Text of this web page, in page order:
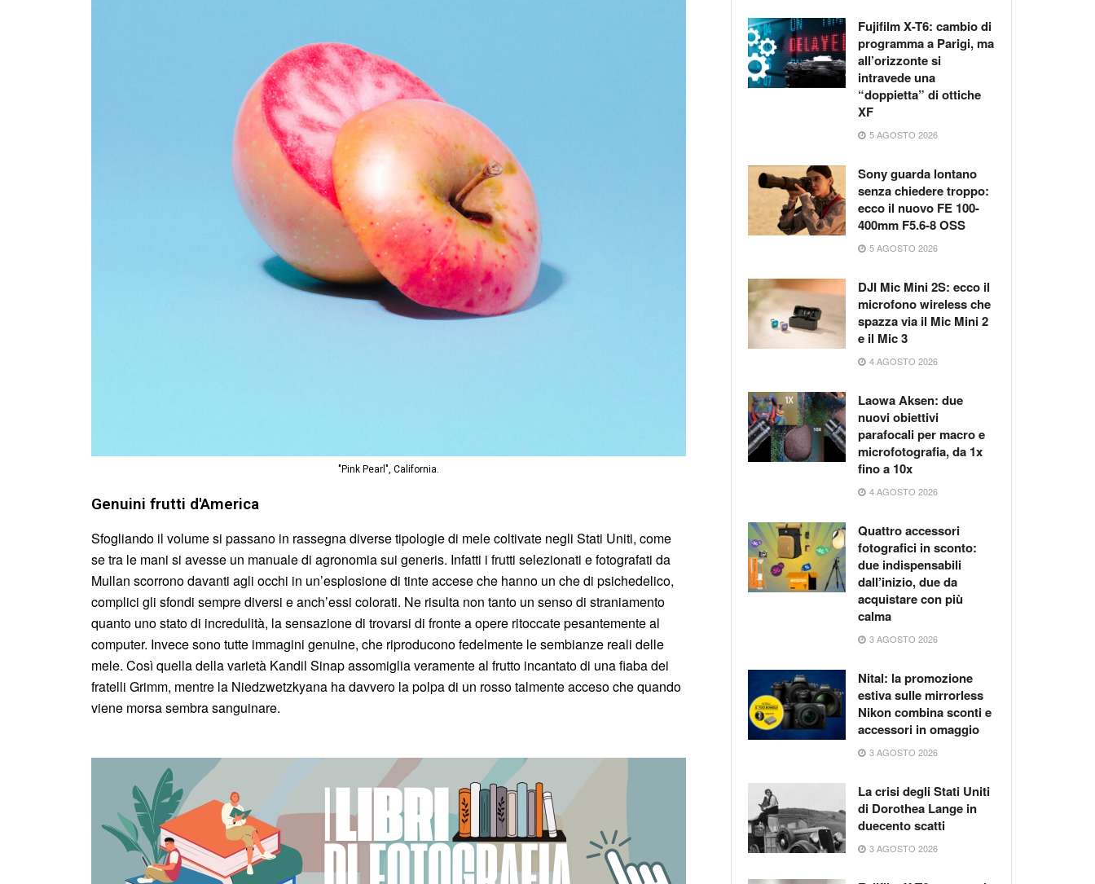
"Pink Pearl", California.
Genuini frutti d'America
Sfogliando il volume si passano in rassegna diverse tipologie di mele coltivate negli Stati Uniti, come
se tra le mani si avesse un manuale di agronomia sui generis. Infatti i frutti selezionati e fotografati da
Mullan scorrono davanti agli occhi in un’esplosione di tinte accese che hanno un che di psichedelico,
complici gli sfondi sempre diversi e anch’essi colorati. Ne risulta non tanto un senso di straniamento
quanto uno stato di incredulità, la sensazione di trovarsi di fronte a opere ritoccate pesantemente al
computer. Invece sono tutte immagini genuine, che riproducono fedelmente le sembianze reali delle
mele. Così quella della varietà Kandil Sinap assomiglia veramente al frutto incantato di una fiaba dei
fratelli Grimm, mentre la Niedzwetzkyana ha davvero la polpa di un rosso talmente acceso che quando
viene morsa sembra sanguinare.
Fujifilm X-T6: cambio di
programma a Parigi, ma
all’orizzonte si
intravede una
“doppietta” di ottiche
XF
5 AGOSTO 2026
Sony guarda lontano
senza chiedere troppo:
ecco il nuovo FE 100-
400mm F5.6-8 OSS
5 AGOSTO 2026
DJI Mic Mini 2S: ecco il
microfono wireless che
spazza via il Mic Mini 2
e il Mic 3
4 AGOSTO 2026
Laowa Aksen: due
nuovi obiettivi
parafocali per macro e
microfotografia, da 1x
fino a 10x
4 AGOSTO 2026
Quattro accessori
fotografici in sconto:
due indispensabili
dall’inizio, due da
acquistare con più
calma
3 AGOSTO 2026
Nital: la promozione
estiva sulle mirrorless
Nikon combina sconti e
accessori in omaggio
3 AGOSTO 2026
La crisi degli Stati Uniti
di Dorothea Lange in
duecento scatti
3 AGOSTO 2026